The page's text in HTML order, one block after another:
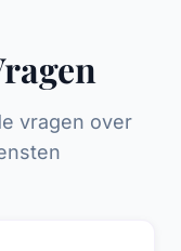
vragen over